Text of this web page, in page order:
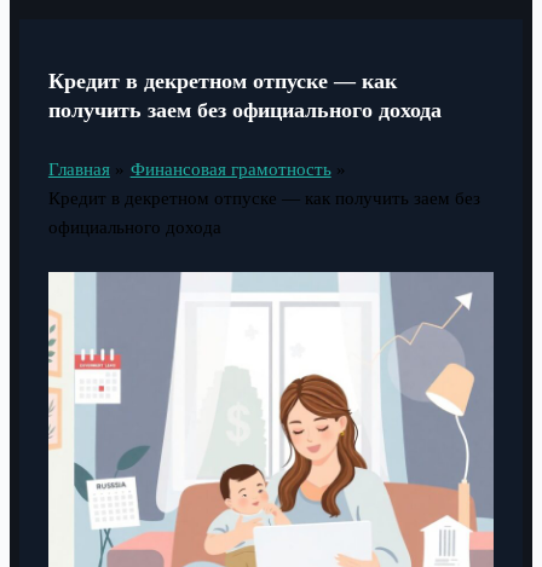
Кредит в декретном отпуске — как
получить заем без официального дохода
Главная
Финансовая грамотность
Кредит в декретном отпуске — как получить заем без
официального дохода